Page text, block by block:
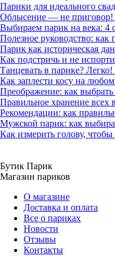
Парики для идеального
Облысение — не
Выбираем парик на века: 4
Полезное руководство:
Парик как историческая
Как подстричь и не
Танцевать в парике? Легко!
Как заплести косу на
Преображение: как
Правильное хранение всех
Рекомендации: как
Мужской парик: как
Как измерить голову,
Бутик Парик
Магазин париков
О магазине
Доставка и оплата
Все о париках
Новости
Отзывы
Контакты